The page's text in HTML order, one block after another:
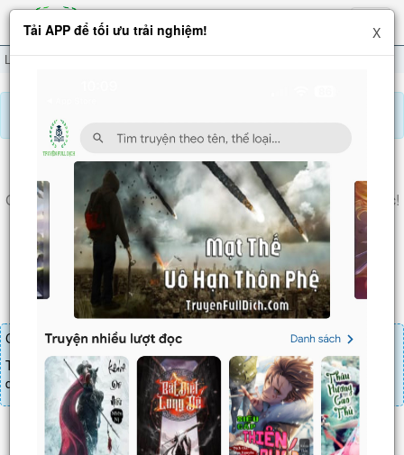
Hiện
menu
Lĩnh Chủ: Ta Kiến Tộc Vô Hạn Tiến Hóa Chương 144
LĨNH CHỦ: TA KIẾN TỘC VÔ HẠN TIẾN HÓA
Chương 144: Đa Binh Chủng Phối Hợp Chiến Đấu Năng Lực!
Thiết Giáp Long Quy!
Chương truyện cần 30 LT để mua.
Truyện mua lẻ thì cứ Giá chương x Số chương, mua combo thì đến
danh sách combo tìm giá
Đăng nhập Nạp linh thạch
Tải APP để tối ưu trải nghiệm! X